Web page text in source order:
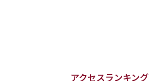
アクセスランキング